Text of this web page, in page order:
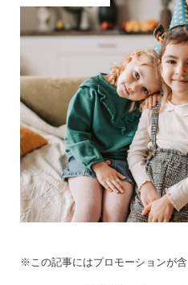
※この記事にはプロモーションが含